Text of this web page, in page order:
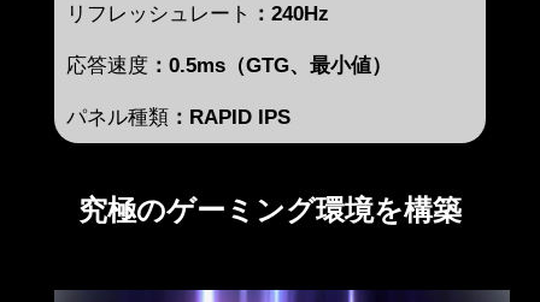
リフレッシュレート ：240Hz
応答速度：0.5ms（GTG、最小値）
パネル種類：RAPID IPS
究極のゲーミング環境を構築